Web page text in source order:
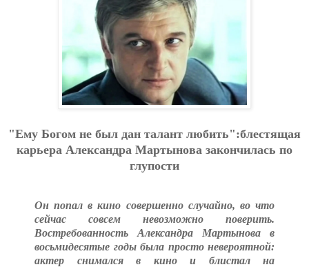
"Ему Богом не был дан талант любить":блестящая
карьера Александра Мартынова закончилась по
глупости
Он попал в кино совершенно случайно, во что
сейчас совсем невозможно поверить.
Востребованность Александра Мартынова в
восьмидесятые годы была просто невероятной:
актер снимался в кино и блистал на